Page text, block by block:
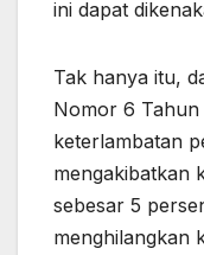
ini dapat
Tak hanya itu,
Nomor 6 Tahun
keterlambatan
mengakibatkan
sebesar 5
menghilangkan